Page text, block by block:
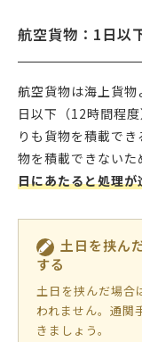
航空貨物：1日以
航空貨物は海上貨
日以下（12時間程
りも貨物を積載で
物を積載できないた
日にあたると処理
土日を挟ん
する
土日を挟んだ場合
われません。通関
きましょう。